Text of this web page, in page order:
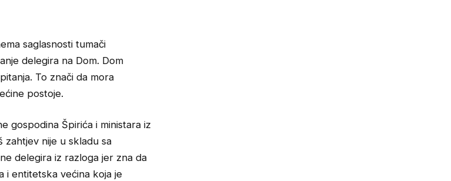
saglasnosti tumači
delegira na Dom. Dom
To znači da mora
postoje.
gospodina Špirića i ministara iz
zahtjev nije u skladu sa
delegira iz razloga jer zna da
i entitetska većina koja je